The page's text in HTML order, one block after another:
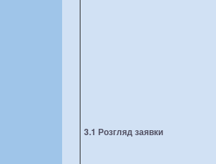
3.1 Розгляд заявки